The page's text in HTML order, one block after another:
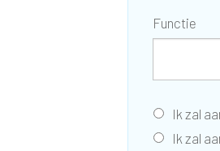
Functie
Ik zal
Ik zal